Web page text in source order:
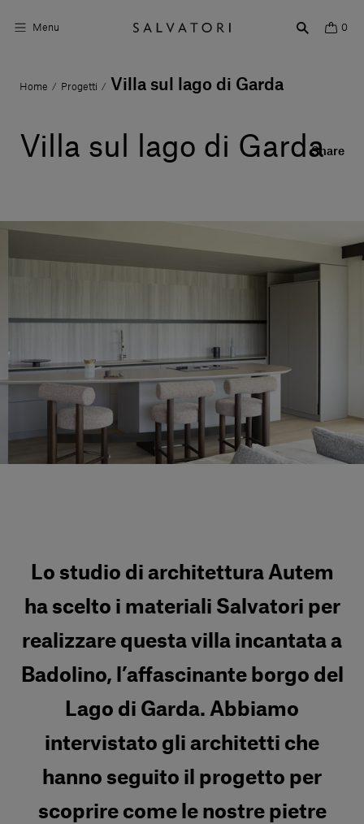
Menu 0
Superfici
Shop the Look
Servizi al cliente
Accedi
Home / Progetti / Villa sul lago di Garda
Villa sul lago di GardaShare
Lo studio di architettura Autem
ha scelto i materiali Salvatori per
realizzare questa villa incantata a
Badolino, l’affascinante borgo del
Lago di Garda. Abbiamo
intervistato gli architetti che
hanno seguito il progetto per
scoprire come le nostre pietre